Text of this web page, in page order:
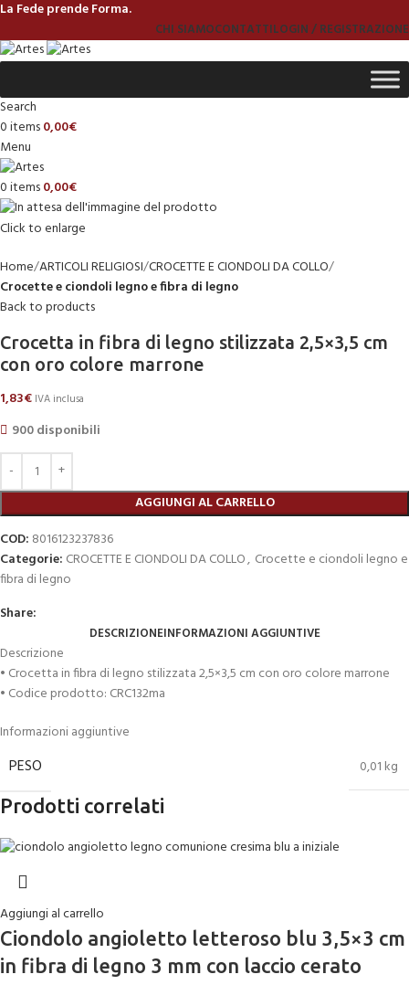
La Fede prende Forma.
CHI SIAMOCONTATTILOGIN / REGISTRAZIONE
Search
0items0,00€
Menu
0items0,00€
Click to enlarge
Home ARTICOLI RELIGIOSI CROCETTE E CIONDOLI DA COLLO
Crocette e ciondoli legno e fibra di legno
Back to products
Crocetta in fibra di legno stilizzata 2,5×3,5 cm
con oro colore marrone
1,83€ IVA inclusa
900 disponibili
AGGIUNGI AL CARRELLO
COD: 8016123237836
Categorie: CROCETTE E CIONDOLI DA COLLO, Crocette e ciondoli legno e
fibra di legno
Share:
DESCRIZIONEINFORMAZIONI AGGIUNTIVE
Descrizione
• Crocetta in fibra di legno stilizzata 2,5×3,5 cm con oro colore marrone
• Codice prodotto: CRC132ma
Informazioni aggiuntive
PESO 0,01 kg
Prodotti correlati
Aggiungi al carrello
Ciondolo angioletto letteroso blu 3,5×3 cm
in fibra di legno 3 mm con laccio cerato